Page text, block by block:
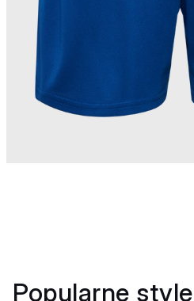
Popularne style